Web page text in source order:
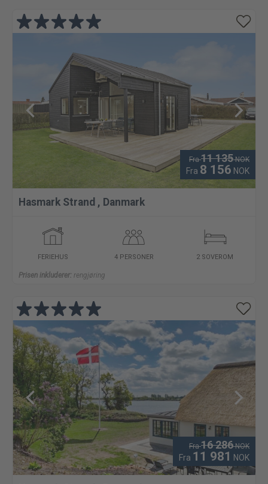
Fra11 135 NOK
Fra 8 156 NOK
Hasmark Strand , Danmark
FERIEHUS 4 PERSONER 2 SOVEROM
Prisen inkluderer: rengjøring
Fra16 286 NOK
Fra 11 981 NOK